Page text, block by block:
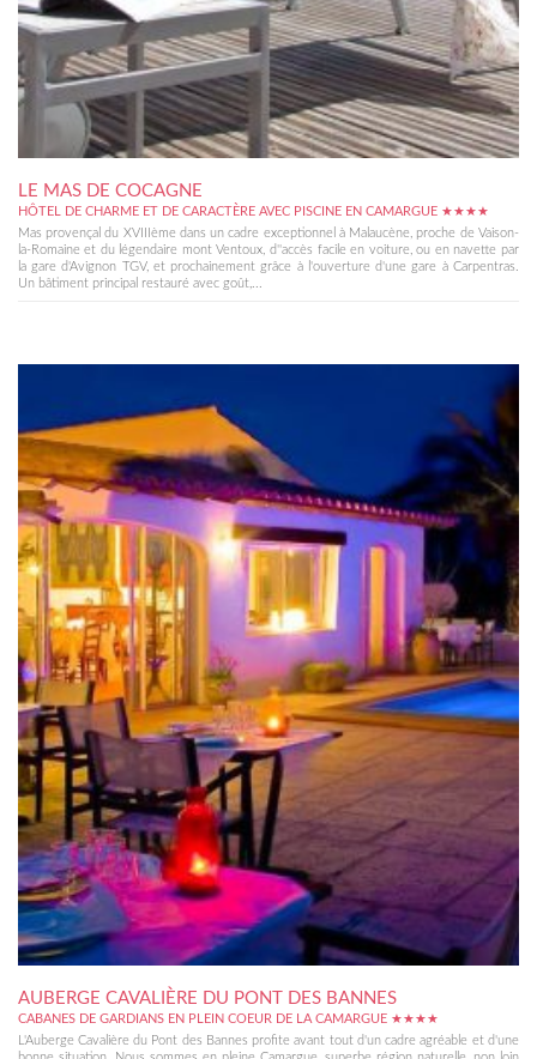
LE MAS DE COCAGNE
HÔTEL DE CHARME ET DE CARACTÈRE AVEC PISCINE EN CAMARGUE ★★★★
Mas provençal du XVIIIème dans un cadre exceptionnel à Malaucène, proche de Vaison-
la-Romaine et du légendaire mont Ventoux, d''accès facile en voiture, ou en navette par
la gare d'Avignon TGV, et prochainement grâce à l'ouverture d'une gare à Carpentras.
Un bâtiment principal restauré avec goût,...
AUBERGE CAVALIÈRE DU PONT DES BANNES
CABANES DE GARDIANS EN PLEIN COEUR DE LA CAMARGUE ★★★★
L'Auberge Cavalière du Pont des Bannes profite avant tout d'un cadre agréable et d'une